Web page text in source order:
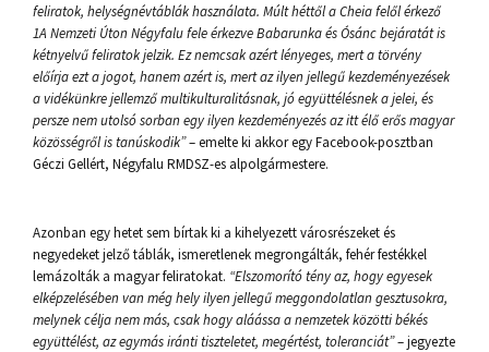
feliratok, helységnévtáblák használata. Múlt héttől a Cheia felől érkező
1A Nemzeti Úton Négyfalu fele érkezve Babarunka és Ósánc bejáratát is
kétnyelvű feliratok jelzik. Ez nemcsak azért lényeges, mert a törvény
előírja ezt a jogot, hanem azért is, mert az ilyen jellegű kezdeményezések
a vidékünkre jellemző multikulturalitásnak, jó együttélésnek a jelei, és
persze nem utolsó sorban egy ilyen kezdeményezés az itt élő erős magyar
közösségről is tanúskodik”– emelte ki akkor egy Facebook-posztban
Géczi Gellért, Négyfalu RMDSZ-es alpolgármestere.
Azonban egy hetet sem bírtak ki a kihelyezett városrészeket és
negyedeket jelző táblák, ismeretlenek megrongálták, fehér festékkel
lemázolták a magyar feliratokat. “Elszomorító tény az, hogy egyesek
elképzelésében van még hely ilyen jellegű meggondolatlan gesztusokra,
melynek célja nem más, csak hogy aláássa a nemzetek közötti békés
együttélést, az egymás iránti tiszteletet, megértést, toleranciát”– jegyezte